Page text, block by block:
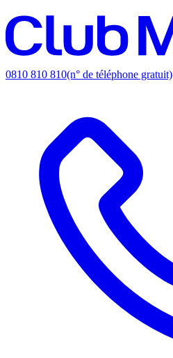
0810 810 810(n° de téléphone gratuit)